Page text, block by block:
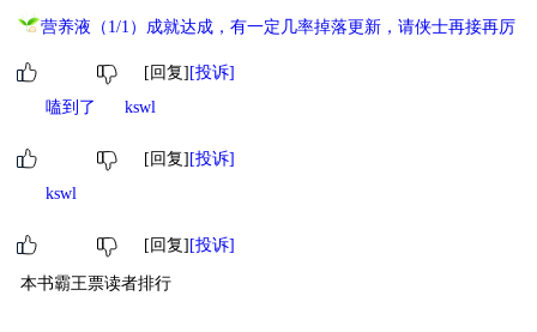
推推预收 顺便求个作者收藏啊> < 《玩家和主角就是最配的》可爱鼠
鼠X阳光重男 《强制沉沦（男师女徒）》女徒弟强取豪夺男师父
《和你们天灵根拼了！》1vN 玛丽苏 《人类观察报告（人外）》美
味机械人 《被逆徒复活后》女师男徒
营养液（1/1）成就达成，有一定几率掉落更新，请侠士再接再厉
[回复] [投诉]
嗑到了
kswl
[回复] [投诉]
kswl
[回复] [投诉]
本书霸王票读者排行